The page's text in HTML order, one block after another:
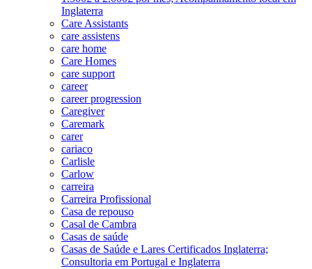
Inglaterra
Care Assistants
care assistens
care home
Care Homes
care support
career
career progression
Caregiver
Caremark
carer
cariaco
Carlisle
Carlow
carreira
Carreira Profissional
Casa de repouso
Casal de Cambra
Casas de saúde
Casas de Saúde e Lares Certificados Inglaterra;
Consultoria em Portugal e Inglaterra